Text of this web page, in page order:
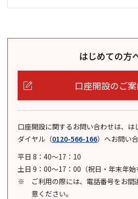
はじめての方
口座開設のご
口座開設に関するお問い合わせは、は
ダイヤル （0120-566-166） へお問い
平日 8：40～17：10
土日 9：00～17：00（祝日・年末年始
ご利用の際には、電話番号をお間
意ください。